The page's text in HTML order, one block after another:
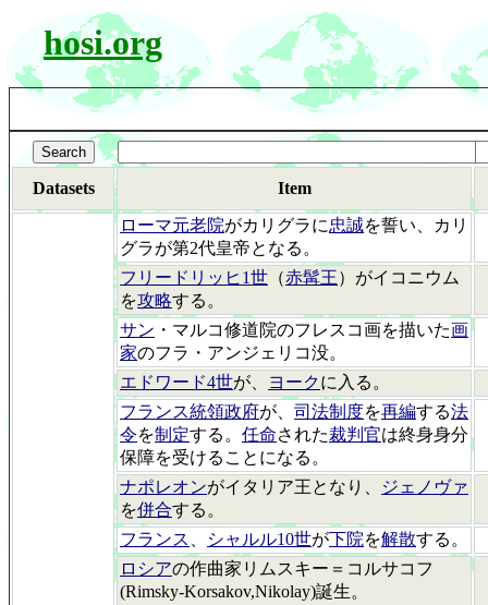
hosi.org
Datasets Item
ローマ元老院がカリグラに忠誠を誓い、カリ
グラが第2代皇帝となる。
フリードリッヒ1世 （赤髯王）がイコニウム
を攻略する。
サン ・マルコ修道院のフレスコ画を描いた画
家のフラ・アンジェリコ没。
エドワード4世が、 ヨークに入る。
フランス統領政府が、 司法制度を再編する法
令を制定する。 任命された裁判官は終身身分
保障を受けることになる。
ナポレオンがイタリア王となり、
ジェノヴァ
を併合する。
フランス
シャルル10世が下院を解散する。
ロシアの作曲家リムスキー＝コルサコフ
(Rimsky-Korsakov,Nikolay)誕生。